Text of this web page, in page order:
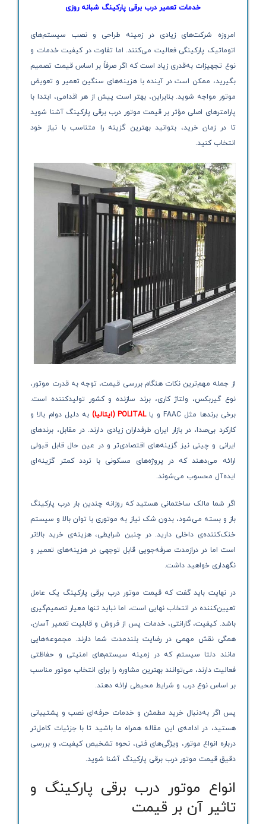
خدمات تعمیر درب برقی پارکینگ شبانه روزی
امروزه شرکت‌های زیادی در زمینه طراحی و نصب سیستم‌های
اتوماتیک پارکینگی فعالیت می‌کنند. اما تفاوت در کیفیت خدمات و
نوع تجهیزات به‌قدری زیاد است که اگر صرفاً بر اساس قیمت تصمیم
بگیرید، ممکن است در آینده با هزینه‌های سنگین تعمیر و تعویض
موتور مواجه شوید. بنابراین، بهتر است پیش از هر اقدامی، ابتدا با
پارامترهای اصلی مؤثر بر قیمت موتور درب برقی پارکینگ آشنا شوید
تا در زمان خرید، بتوانید بهترین گزینه را متناسب با نیاز خود
انتخاب کنید.
از جمله مهم‌ترین نکات هنگام بررسی قیمت، توجه به قدرت موتور،
نوع گیربکس، ولتاژ کاری، برند سازنده و کشور تولیدکننده است.
برخی برندها مثل FAAC و یا
POLITAL (ایتالیا)
به دلیل دوام بالا و
کارکرد بی‌صدا، در بازار ایران طرفداران زیادی دارند. در مقابل، برندهای
ایرانی و چینی نیز گزینه‌های اقتصادی‌تر و در عین حال قابل قبولی
ارائه می‌دهند که در پروژه‌های مسکونی با تردد کمتر گزینه‌ای
ایده‌آل محسوب می‌شوند.
اگر شما مالک ساختمانی هستید که روزانه چندین بار درب پارکینگ
باز و بسته می‌شود، بدون شک نیاز به موتوری با توان بالا و سیستم
خنک‌کننده‌ی داخلی دارید. در چنین شرایطی، هزینه‌ی خرید بالاتر
است اما در درازمدت صرفه‌جویی قابل توجهی در هزینه‌های تعمیر و
نگهداری خواهید داشت.
در نهایت باید گفت که قیمت موتور درب برقی پارکینگ یک عامل
تعیین‌کننده در انتخاب نهایی است، اما نباید تنها معیار تصمیم‌گیری
باشد. کیفیت، گارانتی، خدمات پس از فروش و قابلیت تعمیر آسان،
همگی نقش مهمی در رضایت بلندمدت شما دارند. مجموعه‌هایی
مانند دلتا سیستم که در زمینه سیستم‌های امنیتی و حفاظتی
فعالیت دارند، می‌توانند بهترین مشاوره را برای انتخاب موتور مناسب
بر اساس نوع درب و شرایط محیطی ارائه دهند.
پس اگر به‌دنبال خرید مطمئن و خدمات حرفه‌ای نصب و پشتیبانی
هستید، در ادامه‌ی این مقاله همراه ما باشید تا با جزئیات کامل‌تر
درباره انواع موتور، ویژگی‌های فنی، نحوه تشخیص کیفیت، و بررسی
دقیق قیمت موتور درب برقی پارکینگ آشنا شوید.
انواع موتور درب برقی پارکینگ و
تاثیر آن بر قیمت